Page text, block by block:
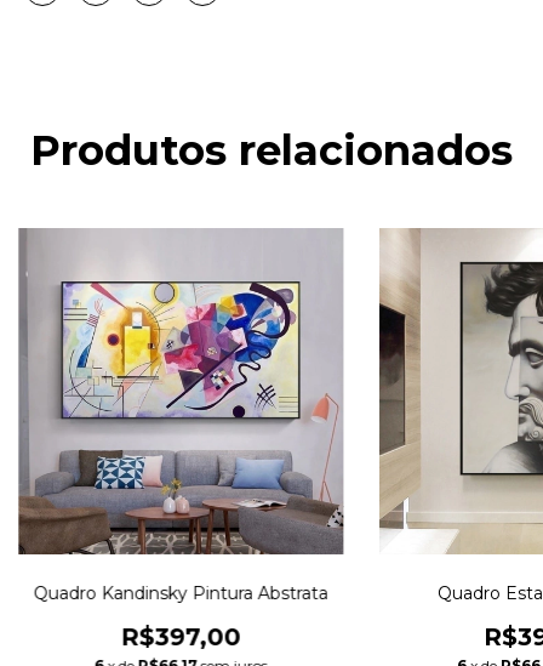
Produtos relacionados
Quadro Kandinsky Pintura Abstrata
R$397,00
Quadro